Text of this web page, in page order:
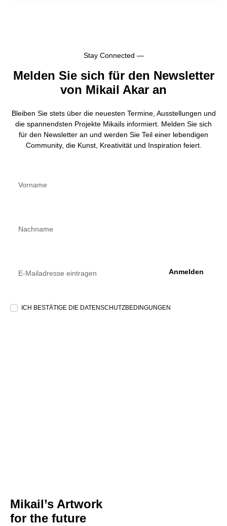
Stay Connected —
Melden Sie sich für den Newsletter
von Mikail Akar an
Bleiben Sie stets über die neuesten Termine, Ausstellungen und
die spannendsten Projekte Mikails informiert. Melden Sie sich
für den Newsletter an und werden Sie Teil einer lebendigen
Community, die Kunst, Kreativität und Inspiration feiert.
ICH BESTÄTIGE DIE DATENSCHUTZBEDINGUNGEN
Anmelden
Mikail’s Artwork
for the future